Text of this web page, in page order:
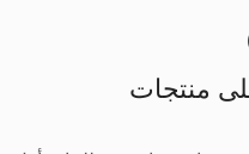
منتجات